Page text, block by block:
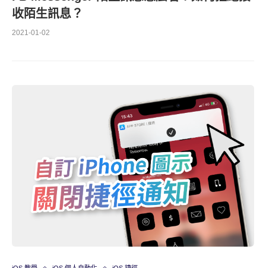
收陌生訊息？
2021-01-02